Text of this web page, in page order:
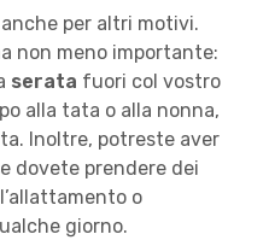
per altri motivi.
non meno importante:
serata fuori col vostro
alla tata o alla nonna,
Inoltre, potreste aver
dovete prendere dei
o
giorno.